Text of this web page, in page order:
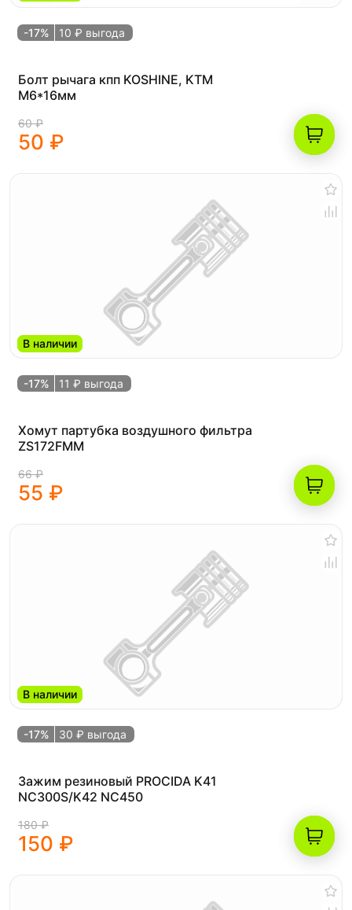
-17% 10 ₽ выгода
Болт рычага кпп KOSHINE, KTM
M6*16мм
60 ₽
50 ₽
В наличии
-17% 11 ₽ выгода
Хомут партубка воздушного фильтра
ZS172FMM
66 ₽
55 ₽
В наличии
-17% 30 ₽ выгода
Зажим резиновый PROCIDA K41
NC300S/K42 NC450
180 ₽
150 ₽